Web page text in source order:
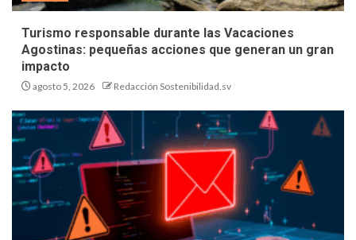
Turismo responsable durante las Vacaciones
Agostinas: pequeñas acciones que generan un gran
impacto
agosto 5, 2026 Redacción Sostenibilidad.sv